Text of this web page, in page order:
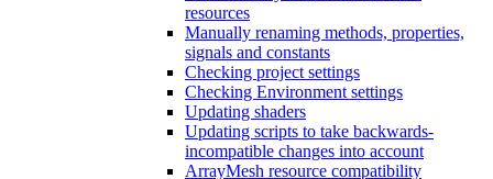
resources
Manually renaming methods, properties,
signals and constants
Checking project settings
Checking Environment settings
Updating shaders
Updating scripts to take backwards-
incompatible changes into account
ArrayMesh resource compatibility